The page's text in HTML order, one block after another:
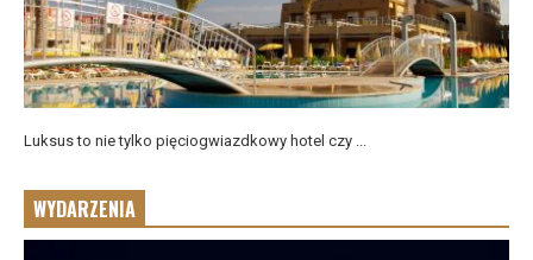
Luksus to nie tylko pięciogwiazdkowy hotel czy ...
WYDARZENIA